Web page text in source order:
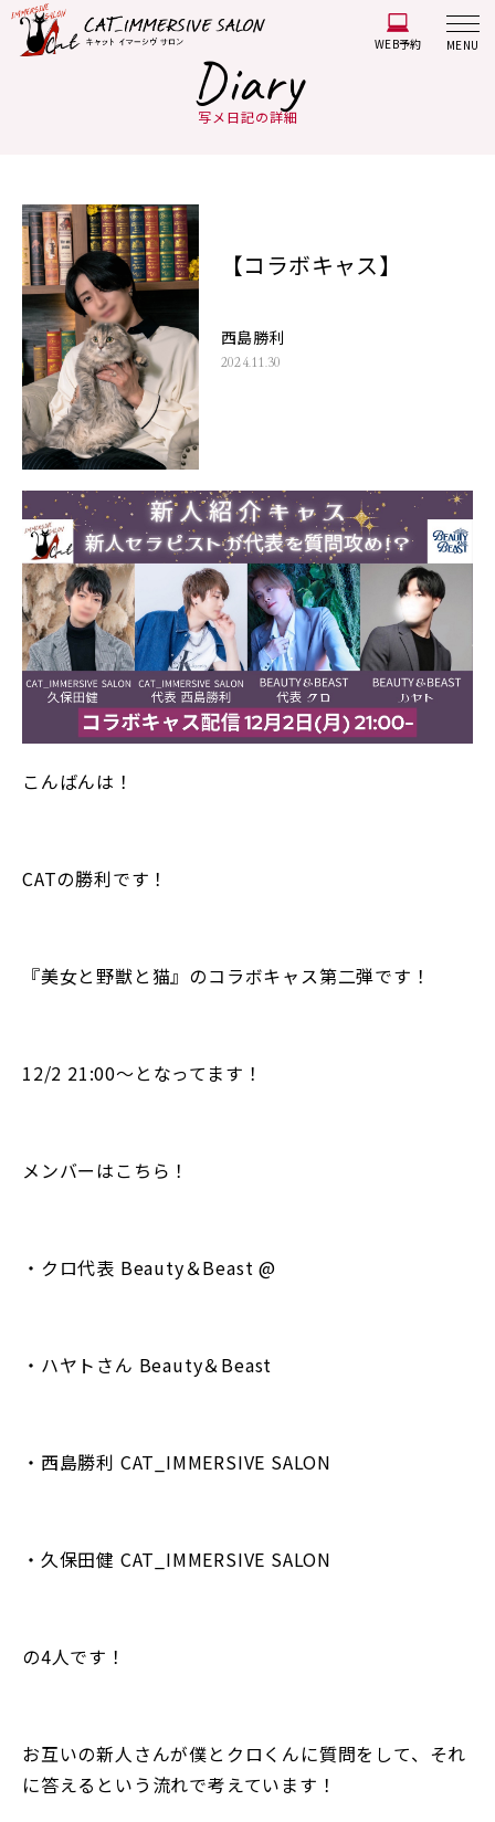
WEB予約 MENU
Diary
写メ日記の詳細
【コラボキャス】
西島勝利
2024.11.30
こんばんは！
CATの勝利です！
『美女と野獣と猫』のコラボキャス第二弾です！
12/2 21:00〜となってます！
メンバーはこちら！
・クロ代表 Beauty＆Beast @
・ハヤトさん Beauty＆Beast
・西島勝利 CAT_IMMERSIVE SALON
・久保田健 CAT_IMMERSIVE SALON
の4人です！
お互いの新人さんが僕とクロくんに質問をして、それ
に答えるという流れで考えています！